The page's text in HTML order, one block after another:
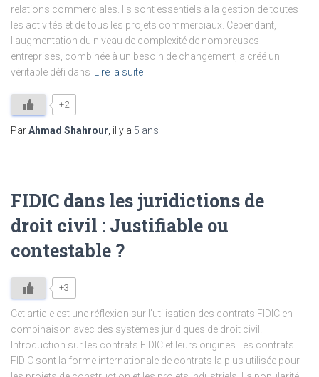
relations commerciales. Ils sont essentiels à la gestion de toutes
les activités et de tous les projets commerciaux. Cependant,
l’augmentation du niveau de complexité de nombreuses
entreprises, combinée à un besoin de changement, a créé un
véritable défi dans
Lire la suite
+2
ParAhmad Shahrour , il y a 5 ans
FIDIC dans les juridictions de
droit civil : Justifiable ou
contestable ?
+3
Cet article est une réflexion sur l’utilisation des contrats FIDIC en
combinaison avec des systèmes juridiques de droit civil.
Introduction sur les contrats FIDIC et leurs origines Les contrats
FIDIC sont la forme internationale de contrats la plus utilisée pour